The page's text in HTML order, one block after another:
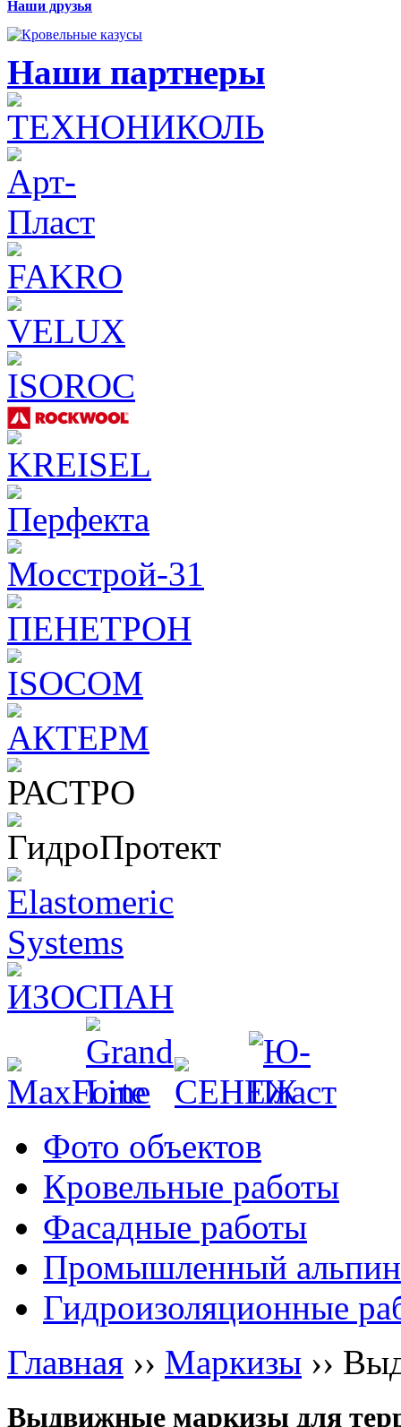
Наши друзья
Наши партнеры
Фото объектов
Кровельные работы
Фасадные работы
Промышленный
Гидроизоляционные
Главная ›› Маркизы ››
Выдвижные маркизы для